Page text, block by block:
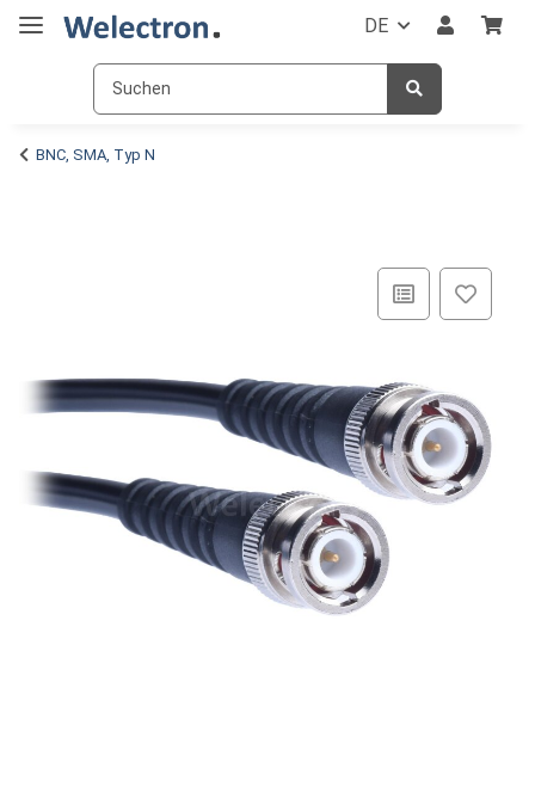
DE
BNC, SMA, Typ N